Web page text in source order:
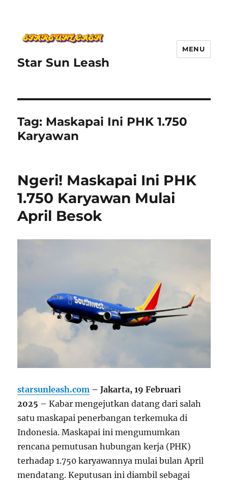
Star Sun Leash
MENU
Tag: Maskapai Ini PHK 1.750
Karyawan
Ngeri! Maskapai Ini PHK
1.750 Karyawan Mulai
April Besok
starsunleash.com –Jakarta, 19 Februari
2025 – Kabar mengejutkan datang dari salah
satu maskapai penerbangan terkemuka di
Indonesia. Maskapai ini mengumumkan
rencana pemutusan hubungan kerja (PHK)
terhadap 1.750 karyawannya mulai bulan April
mendatang. Keputusan ini diambil sebagai